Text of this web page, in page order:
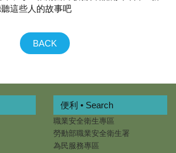
這些人的故事吧
BACK
便利 • Search
職業安全衛生專區
勞動部職業安全衛生署
為民服務專區